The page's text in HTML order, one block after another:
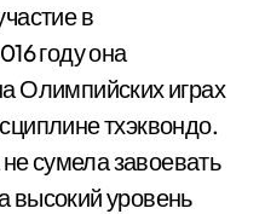
в
году она
Олимпийских играх
тхэквондо.
сумела завоевать
уровень